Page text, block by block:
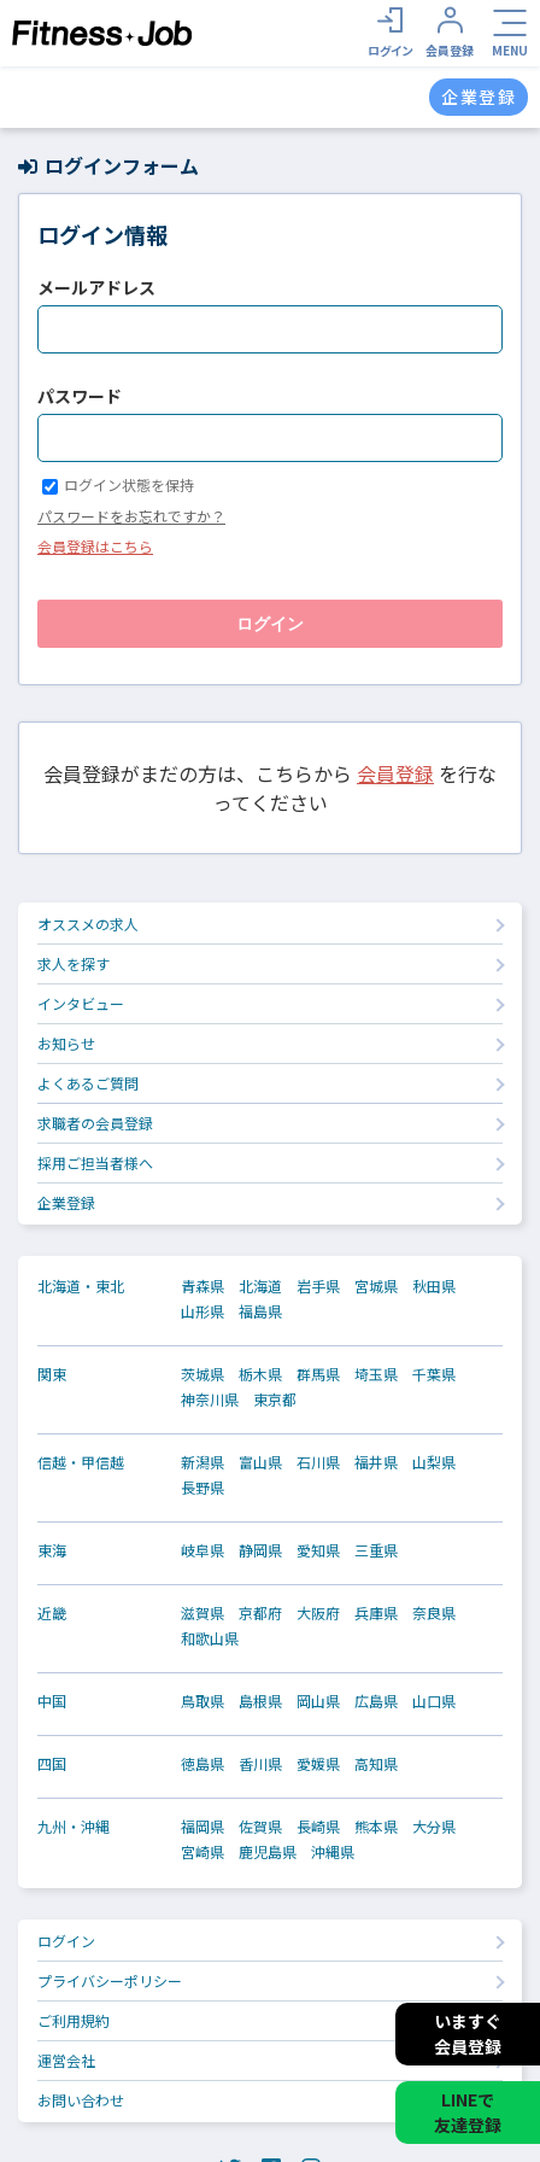
いますぐ
会員登録
LINEで
友達登録
ログイン 会員登録 MENU
企業登録
ログインフォーム
ログイン情報
メールアドレス
パスワード
ログイン状態を保持
パスワードをお忘れですか？
会員登録はこちら
会員登録がまだの方は、こちらから 会員登録 を行な
ってください
オススメの求人
求人を探す
インタビュー
お知らせ
よくあるご質問
求職者の会員登録
採用ご担当者様へ
企業登録
北海道・東北 青森県 北海道 岩手県 宮城県
秋田県
山形県
福島県
関東 茨城県 栃木県 群馬県 埼玉県
千葉県
神奈川県
東京都
信越・甲信越 新潟県 富山県 石川県 福井県
山梨県
長野県
東海 岐阜県 静岡県 愛知県 三重県
近畿 滋賀県 京都府 大阪府 兵庫県
奈良県
和歌山県
中国 鳥取県 島根県 岡山県 広島県 山口県
四国 徳島県 香川県 愛媛県 高知県
九州・沖縄 福岡県 佐賀県 長崎県 熊本県
大分県
宮崎県
鹿児島県 沖縄県
ログイン
プライバシーポリシー
ご利用規約
運営会社
お問い合わせ